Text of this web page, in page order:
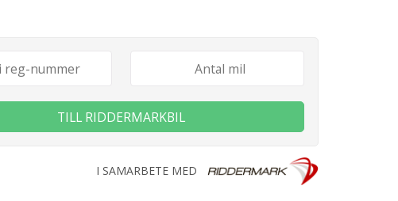
TILL RIDDERMARKBIL
I SAMARBETE MED